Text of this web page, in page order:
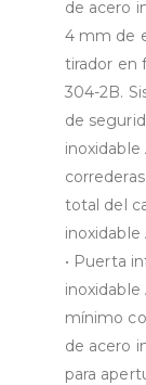
de acero
4 mm de
tirador en
304-2B.
de
total del
•⁠ ⁠Puerta
mínimo
de acero
para